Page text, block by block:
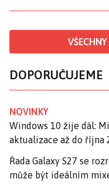
DOPORUČUJEME
NOVINKY
Windows 10 žije dál:
aktualizace až do října
Řada Galaxy S27 se
může být ideálním